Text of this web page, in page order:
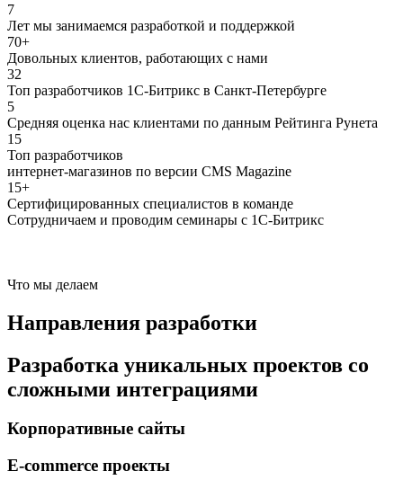
7
Лет мы занимаемся разработкой и поддержкой
70+
Довольных клиентов, работающих с нами
32
Топ разработчиков 1С-Битрикс в Санкт-Петербурге
5
Средняя оценка нас клиентами по данным Рейтинга Рунета
15
Топ разработчиков
интернет-магазинов по версии CMS Magazine
15+
Сертифицированных специалистов в команде
Сотрудничаем и проводим семинары с 1С-Битрикс
Что мы делаем
Направления разработки
Разработка уникальных проектов со
сложными интеграциями
Корпоративные сайты
E-commerce проекты